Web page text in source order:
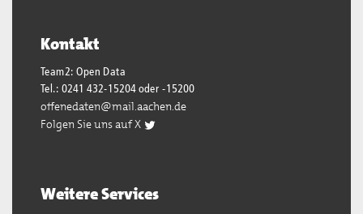
Kontakt
Team2: Open Data
Tel.: 0241 432-15204 oder -15200
offenedaten@mail.aachen.de
Folgen Sie uns auf X
Weitere Services